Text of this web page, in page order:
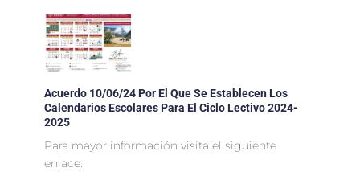
Acuerdo 10/06/24 Por El Que Se Establecen Los
Calendarios Escolares Para El Ciclo Lectivo 2024-
2025
Para mayor información visita el siguiente
enlace: